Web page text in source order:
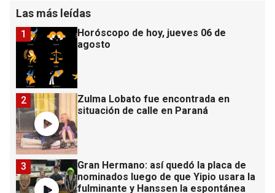
Las más leídas
Horóscopo de hoy, jueves 06 de
agosto
1
Zulma Lobato fue encontrada en
situación de calle en Paraná
2
Gran Hermano: así quedó la placa de
nominados luego de que Yipio usara la
fulminante y Hanssen la espontánea
3